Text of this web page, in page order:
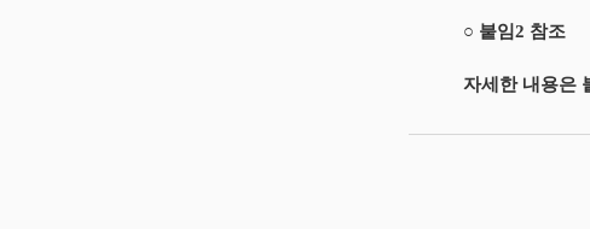
○ 붙임2 참조
자세한 내용은